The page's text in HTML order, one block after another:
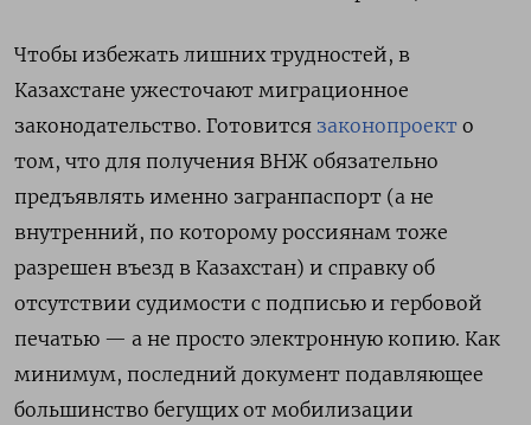
Чтобы избежать лишних трудностей, в
Казахстане ужесточают миграционное
законодательство. Готовится законопроект о
том, что для получения ВНЖ обязательно
предъявлять именно загранпаспорт (а не
внутренний, по которому россиянам тоже
разрешен въезд в Казахстан) и справку об
отсутствии судимости с подписью и гербовой
печатью — а не просто электронную копию. Как
минимум, последний документ подавляющее
большинство бегущих от мобилизации